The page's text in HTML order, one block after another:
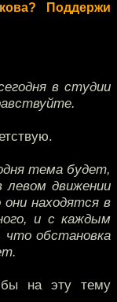
Поддержи
в студии
тема будет,
движении
находятся в
и с каждым
что обстановка
на эту тему